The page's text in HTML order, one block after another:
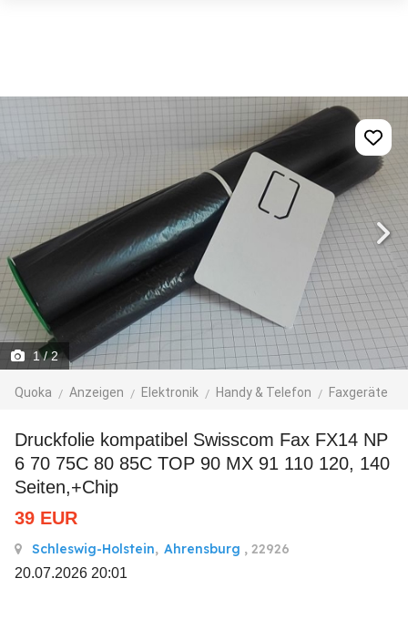
1/ 2
Quoka Anzeigen Elektronik Handy & Telefon Faxgeräte
Druckfolie kompatibel Swisscom Fax FX14 NP
6 70 75C 80 85C TOP 90 MX 91 110 120, 140
Seiten,+Chip
39 EUR
Schleswig-Holstein, Ahrensburg , 22926
20.07.2026 20:01